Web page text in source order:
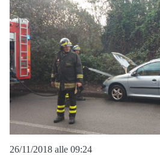
26/11/2018 alle 09:24